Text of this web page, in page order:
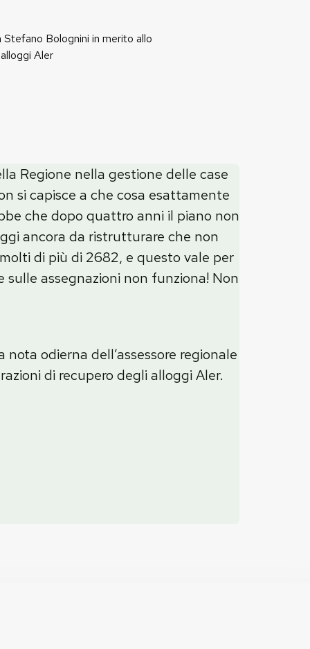
Stefano Bolognini in merito allo
Aler
Regione nella gestione delle case
si capisce a che cosa esattamente
che dopo quattro anni il piano non
ancora da ristrutturare che non
di più di 2682, e questo vale per
sulle assegnazioni non funziona! Non
odierna dell’assessore regionale
di recupero degli alloggi Aler.